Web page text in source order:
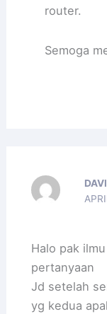
router.
Semoga
Halo pak
pertanyaan
Jd setelah
yg kedua